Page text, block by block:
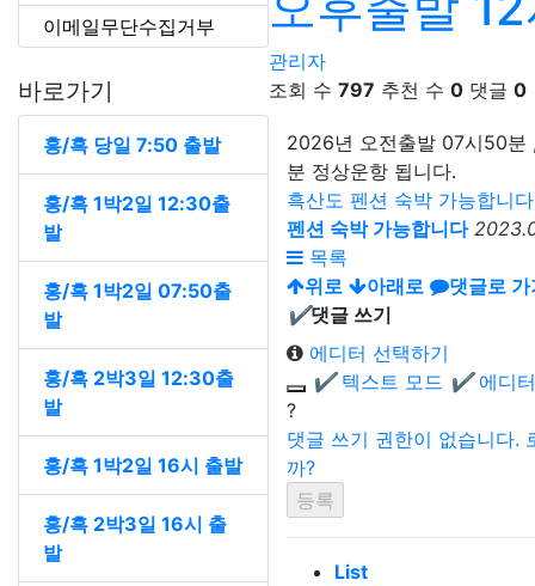
이메일무단수집거부
바로가기
홍/흑 당일 7:50 출발
홍/흑 1박2일 12:30출
발
홍/흑 1박2일 07:50출
발
홍/흑 2박3일 12:30출
발
홍/흑 1박2일 16시 출발
홍/흑 2박3일 16시 출
발
관리자
조회 수 797 추천 수 0 댓글 0
2026년 오전출발 07시50분
분 정상운항 됩니다.
흑산도 펜션 숙박 가능합니
펜션 숙박 가능합니다
목록
위로
아래로
댓글로 가
✔댓글 쓰기
에디터 선택하기
✔ 텍스트 모드 ✔ 에디
?
댓글 쓰기 권한이 없습니다.
까?
List